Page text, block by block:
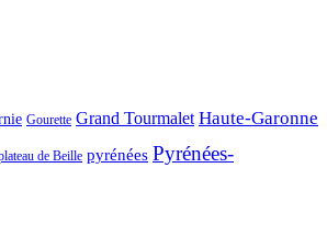
Gourette Grand Tourmalet Haute-Garonne
de Beille pyrénées Pyrénées-